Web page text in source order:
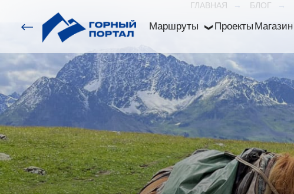
Маршруты ❯ Проекты Магазин
ГЛАВНАЯ → БЛОГ →